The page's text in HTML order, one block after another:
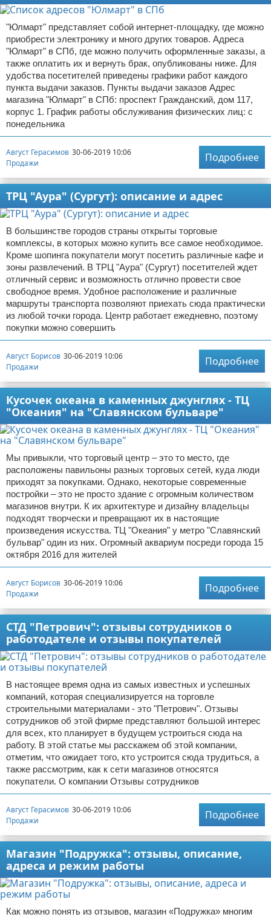
"Юлмарт" представляет собой интернет-площадку, где можно
приобрести электронику и много других товаров. Адреса
"Юлмарт" в СПб, где можно получить оформленные заказы, а
также оплатить их и вернуть брак, опубликованы ниже. Для
удобства посетителей приведены графики работ каждого
пункта выдачи заказов. Пункты выдачи заказов Адрес
магазина "Юлмарт" в СПб: проспект Гражданский, дом 117,
корпус 1. График работы обслуживания физических лиц: с
понедельника
Август Герасимов 30-06-2019 10:06
Продажи
Подробнее
ТРЦ "Аура" (Сургут): описание и адрес
В большинстве городов страны открыты торговые
комплексы, в которых можно купить все самое необходимое.
Кроме шопинга покупатели могут посетить различные кафе и
зоны развлечений. В ТРЦ "Аура" (Сургут) посетителей ждет
отличный сервис и возможность отлично провести свое
свободное время. Удобное расположение и различные
маршруты транспорта позволяют приехать сюда практически
из любой точки города. Центр работает ежедневно, поэтому
покупки можно совершить
Август Борисов 30-06-2019 10:06
Продажи
Подробнее
Кусочек океана в каменных джунглях - ТЦ
"Океания" на "Славянском бульваре"
Мы привыкли, что торговый центр – это то место, где
расположены павильоны разных торговых сетей, куда люди
приходят за покупками. Однако, некоторые современные
постройки – это не просто здание с огромным количеством
магазинов внутри. К их архитектуре и дизайну владельцы
подходят творчески и превращают их в настоящие
произведения искусства. ТЦ "Океания" у метро "Славянский
бульвар" один из них. Огромный аквариум посреди города 15
октября 2016 для жителей
Август Борисов 30-06-2019 10:06
Продажи
Подробнее
СТД "Петрович": отзывы сотрудников о
работодателе и отзывы покупателей
В настоящее время одна из самых известных и успешных
компаний, которая специализируется на торговле
строительными материалами - это "Петрович". Отзывы
сотрудников об этой фирме представляют большой интерес
для всех, кто планирует в будущем устроиться сюда на
работу. В этой статье мы расскажем об этой компании,
отметим, что ожидает того, кто устроится сюда трудиться, а
также рассмотрим, как к сети магазинов относятся
покупатели. О компании Отзывы сотрудников
Август Герасимов 30-06-2019 10:06
Продажи
Подробнее
Магазин "Подружка": отзывы, описание,
адреса и режим работы
Как можно понять из отзывов, магазин «Подружка» многим